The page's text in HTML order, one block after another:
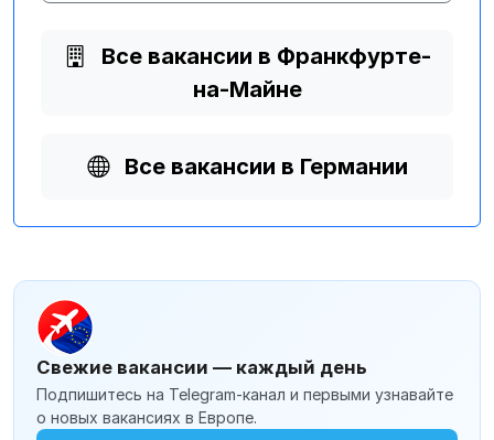
Все вакансии в Франкфурте-
на-Майне
Все вакансии в Германии
Свежие вакансии — каждый день
Подпишитесь на Telegram-канал и первыми узнавайте
о новых вакансиях в Европе.